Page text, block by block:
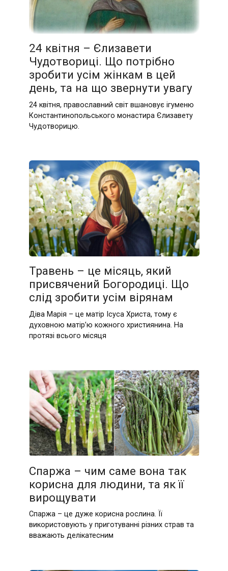
24 квітня – Єлизавети
Чудотвориці. Що потрібно
зробити усім жінкам в цей
день, та на що звернути увагу
24 квітня, православний світ вшановує ігуменю
Константинопольського монастира Єлизавету
Чудотворицю.
Травень – це місяць, який
присвячений Богородиці. Що
слід зробити усім вірянам
Діва Марія – це матір Ісуса Христа, тому є
духовною матір’ю кожного християнина. На
протязі всього місяця
Спаржа – чим саме вона так
корисна для людини, та як її
вирощувати
Спаржа – це дуже корисна рослина. Її
використовують у приготуванні різних страв та
вважають делікатесним